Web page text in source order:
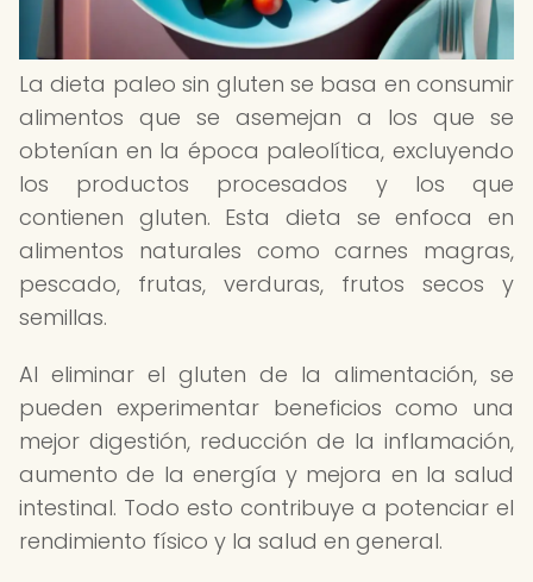
La dieta paleo sin gluten se basa en consumir
alimentos que se asemejan a los que se
obtenían en la época paleolítica, excluyendo
los productos procesados y los que
contienen gluten. Esta dieta se enfoca en
alimentos naturales como carnes magras,
pescado, frutas, verduras, frutos secos y
semillas.
Al eliminar el gluten de la alimentación, se
pueden experimentar beneficios como una
mejor digestión, reducción de la inflamación,
aumento de la energía y mejora en la salud
intestinal. Todo esto contribuye a potenciar el
rendimiento físico y la salud en general.